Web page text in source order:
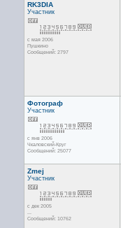
RK3DIA
Участник
с мая 2006
Пушкино
Сообщений: 2797
Фотограф
Участник
с янв 2006
Чкаловский-Круг
Сообщений: 25077
Zmej
Участник
с дек 2005
...
Сообщений: 10762